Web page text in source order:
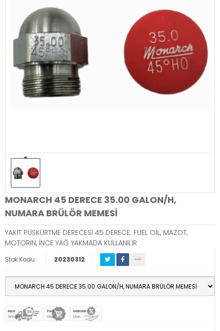
MONARCH 45 DERECE 35.00 GALON/H,
NUMARA BRÜLÖR MEMESİ
YAKIT PÜSKÜRTME DERECESİ 45 DERECE. FUEL OİL, MAZOT,
MOTORİN, İNCE YAĞ YAKMADA KULLANILIR
Stok Kodu 20230312
Hızlı
Gönderi
Yeni
Ürün
İndirimli
Ürün